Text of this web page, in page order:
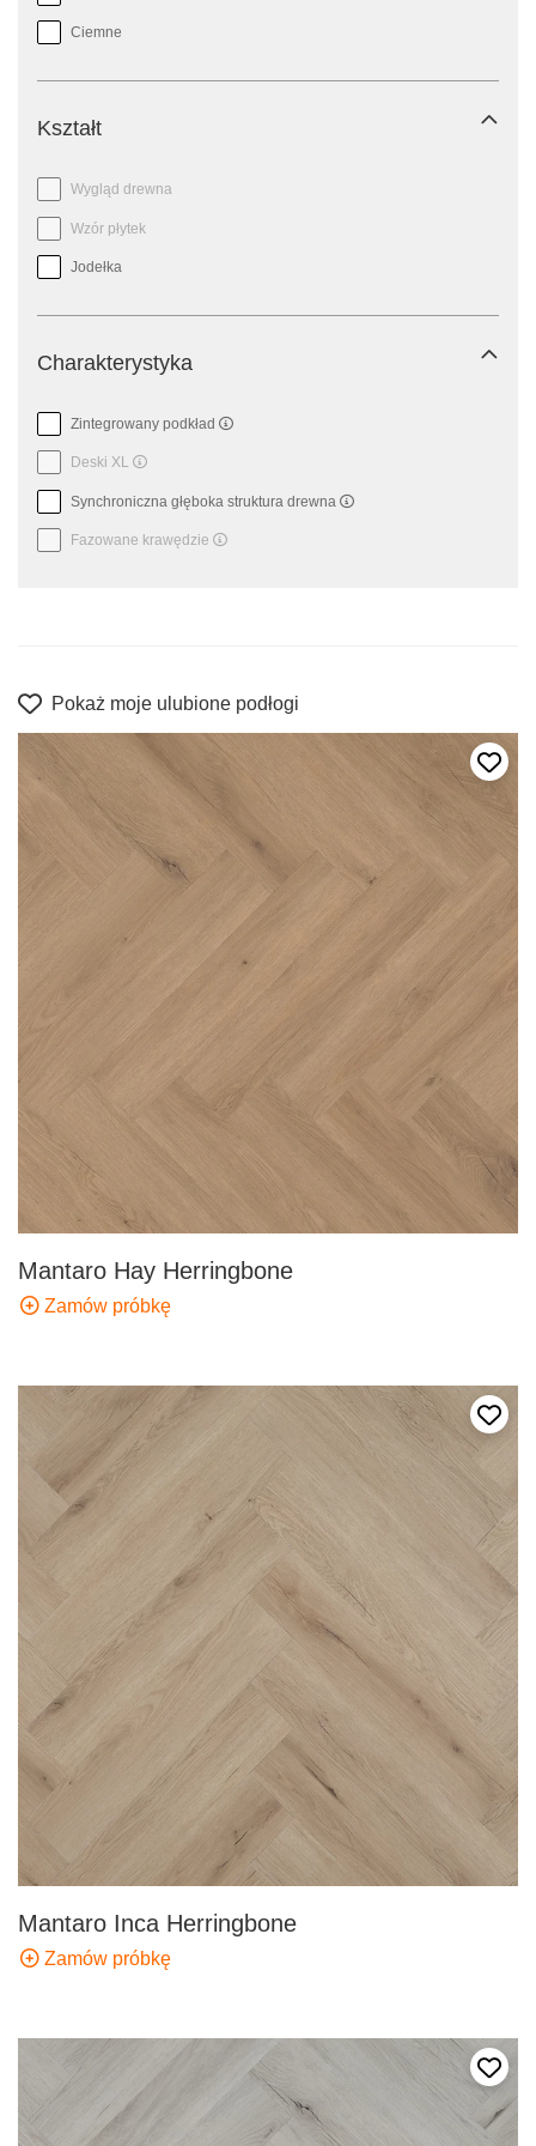
Ciemne
Kształt
Wygląd drewna
Wzór płytek
Jodełka
Charakterystyka
Zintegrowany podkład
Deski XL
Synchroniczna głęboka struktura drewna
Fazowane krawędzie
Pokaż moje ulubione podłogi
Mantaro Hay Herringbone
Zamów próbkę
Mantaro Inca Herringbone
Zamów próbkę